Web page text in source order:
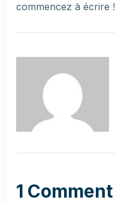
commencez à écrire !
1 Comment